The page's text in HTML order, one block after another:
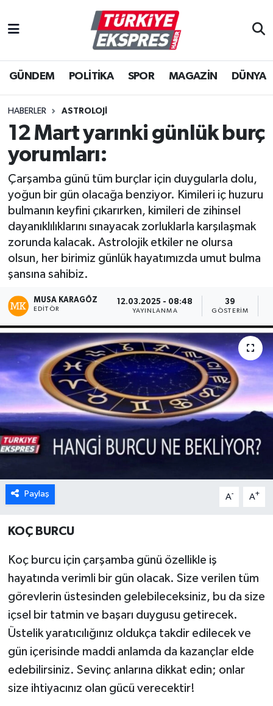
GÜNDEM POLİTİKA SPOR MAGAZİN DÜNYA
HABERLER ASTROLOJI
12 Mart yarınki günlük burç
yorumları:
Çarşamba günü tüm burçlar için duygularla dolu,
yoğun bir gün olacağa benziyor. Kimileri iç huzuru
bulmanın keyfini çıkarırken, kimileri de zihinsel
dayanıklılıklarını sınayacak zorluklarla karşılaşmak
zorunda kalacak. Astrolojik etkiler ne olursa
olsun, her birimiz günlük hayatımızda umut bulma
şansına sahibiz.
MUSA KARAGÖZ
EDITÖR
12.03.2025 - 08:48
YAYINLANMA
39
GÖSTERIM
Paylaş A- A+
KOÇ BURCU
Koç burcu için çarşamba günü özellikle iş
hayatında verimli bir gün olacak. Size verilen tüm
görevlerin üstesinden gelebileceksiniz, bu da size
içsel bir tatmin ve başarı duygusu getirecek.
Üstelik yaratıcılığınız oldukça takdir edilecek ve
gün içerisinde maddi anlamda da kazançlar elde
edebilirsiniz. Sevinç anlarına dikkat edin; onlar
size ihtiyacınız olan gücü verecektir!
İstanbul Nöbetçi Eczaneler
İstanbul Hava Durumu
İstanbul Namaz Vakitleri
İstanbul Trafik Yoğunluk Haritası
Tüm Manşetler
Son Dakika Haberleri
Haber Arşivi